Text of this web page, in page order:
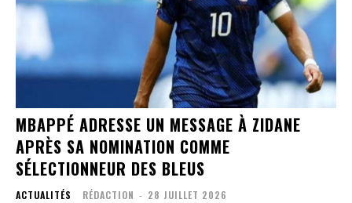
MBAPPÉ ADRESSE UN MESSAGE À ZIDANE
APRÈS SA NOMINATION COMME
SÉLECTIONNEUR DES BLEUS
ACTUALITÉS RÉDACTION - 28 JUILLET 2026